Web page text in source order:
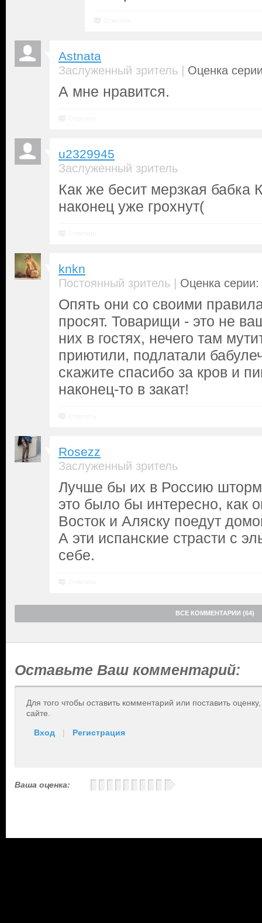
Astnata
Заслуженный зритель | Оценка
А мне нравится.
u2329945
Заслуженный зритель
Как же бесит мерзкая бабка
наконец уже грохнут(
knkn
Постоянный зритель | Оценка серии:
Опять они со своими
просят. Товарищи - это не
них в гостях, нечего там
приютили, подлатали
скажите спасибо за кров и
наконец-то в закат!
Rosezz
Заслуженный зритель
Лучше бы их в Россию
это было бы интересно, как
Восток и Аляску поедут
А эти испанские страсти с
себе.
ВСЕ КОММЕНТАРИИ (64)
Оставьте Ваш комментарий:
Для того чтобы оставить комментарий или поставить
сайте.
Вход | Регистрация
Ваша оценка: